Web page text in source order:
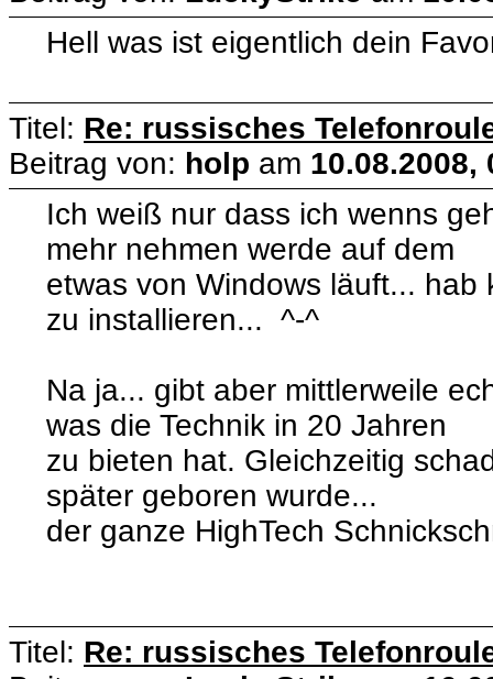
Hell was ist eigentlich dein
Titel: Re: russisches
Beitrag von: holp am 10.08.2008,
Ich weiß nur dass ich wenns
mehr nehmen werde auf dem
etwas von Windows läuft...
zu installieren... ^-^
Na ja... gibt aber mittlerweile
was die Technik in 20 Jahren
zu bieten hat. Gleichzeitig
später geboren wurde...
der ganze HighTech
Titel: Re: russisches